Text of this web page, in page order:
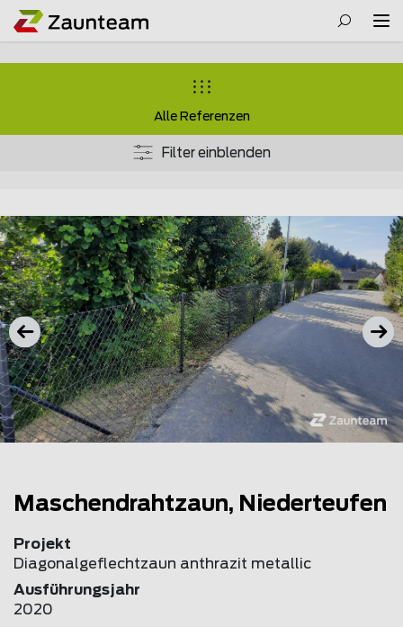
Alle Referenzen
Filter einblenden
Maschendrahtzaun, Niederteufen
Projekt
Diagonalgeflechtzaun anthrazit metallic
Ausführungsjahr
2020